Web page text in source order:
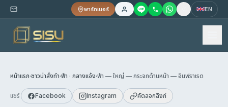
พาร์ทเนอร์ EN
หน้าแรก·ซาวน่าสั่งทำ·ฟ้า · กลางแจ้ง·ฟ้า — ใหญ่ — กระจกด้านหน้า — อินฟราเรด
แชร์ Facebook Instagram คัดลอกลิงก์